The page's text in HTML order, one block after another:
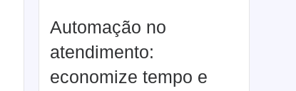
Automação no
atendimento:
economize tempo e